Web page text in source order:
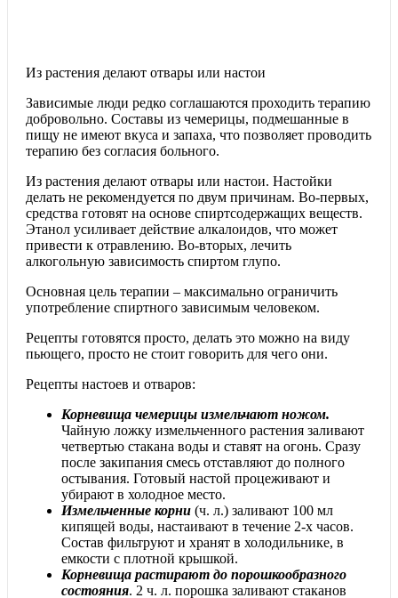
Из растения делают отвары или настои
Зависимые люди редко соглашаются проходить терапию
добровольно. Составы из чемерицы, подмешанные в
пищу не имеют вкуса и запаха, что позволяет проводить
терапию без согласия больного.
Из растения делают отвары или настои. Настойки
делать не рекомендуется по двум причинам. Во-первых,
средства готовят на основе спиртсодержащих веществ.
Этанол усиливает действие алкалоидов, что может
привести к отравлению. Во-вторых, лечить
алкогольную зависимость спиртом глупо.
Основная цель терапии – максимально ограничить
употребление спиртного зависимым человеком.
Рецепты готовятся просто, делать это можно на виду
пьющего, просто не стоит говорить для чего они.
Рецепты настоев и отваров:
Корневища чемерицы измельчают ножом.
Чайную ложку измельченного растения заливают
четвертью стакана воды и ставят на огонь. Сразу
после закипания смесь отставляют до полного
остывания. Готовый настой процеживают и
убирают в холодное место.
Измельченные корни (ч. л.) заливают 100 мл
кипящей воды, настаивают в течение 2-х часов.
Состав фильтруют и хранят в холодильнике, в
емкости с плотной крышкой.
Корневища растирают до порошкообразного
состояния. 2 ч. л. порошка заливают стаканов